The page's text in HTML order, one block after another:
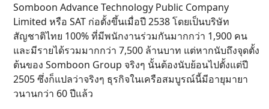
Somboon Advance Technology Public Company
Limited หรือ SAT ก่อตั้งขึ้นเมื่อปี 2538 โดยเป็นบริษัท
สัญชาติไทย 100% ที่มีพนักงานร่วมกันมากกว่า 1,900 คน
และมีรายได้รวมมากกว่า 7,500 ล้านบาท แต่หากนับถึงจุดตั้ง
ต้นของ Somboon Group จริงๆ นั้นต้องนับย้อนไปตั้งแต่ปี
2505 ซึ่งก็แปลว่าจริงๆ ธุรกิจในเครือสมบูรณ์นี้มีอายุมายา
วนานกว่า 60 ปีแล้ว